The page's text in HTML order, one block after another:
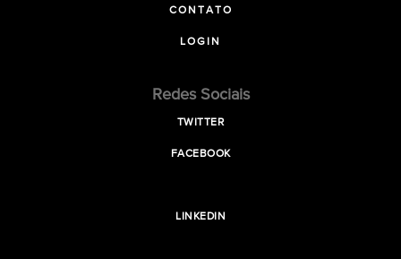
CONTATO
LOGIN
Redes Sociais
TWITTER
FACEBOOK
LINKEDIN